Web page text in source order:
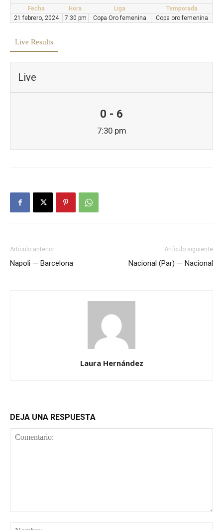
Fecha Hora Liga
Temporada
21 febrero, 2024
7:30 pm Copa Oro femenina Copa oro femenina
Live Results
Live
0 - 6
7:30 pm
Artículo anterior
Napoli — Barcelona
Artículo siguiente
Nacional (Par) — Nacional
Laura Hernández
DEJA UNA RESPUESTA